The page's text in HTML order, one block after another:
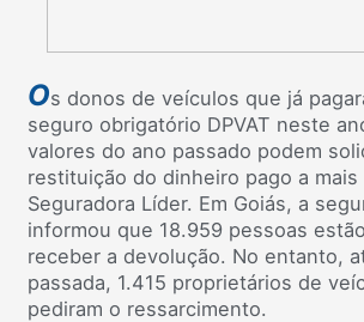
Os donos de veículos que já
seguro obrigatório DPVAT neste
valores do ano passado podem
restituição do dinheiro pago a
Seguradora Líder. Em Goiás, a
informou que 18.959 pessoas
receber a devolução. No entanto,
passada, 1.415 proprietários de
pediram o ressarcimento.